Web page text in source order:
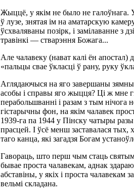
Жыццё, у якім не было не галоўнага.
ў лузе, знятая ім на аматарскую
ўсхваляваны позірк, і замілаванне з
травінкі — стварэння Божага...
Але чалавеку (нават калі ён апостал)
«пальцы свае ўкласці ў рану, руку
Аглядаючыся на яго завершаны
асобы і справы яго жыцця? Ці ж мне
перабольшванні і разам з тым нічога
гістарычны фон, на якім чалавек
1939-га па 1944 у Пінску чатыры
прасцей. І ўсё менш заставалася тых,
таго канца, які загадзя Богам
Гавораць, што перш чым стаць
бывае проста чалавекам, аднак
абставіны, у якіх і проста чалавекам
вельмі складана.